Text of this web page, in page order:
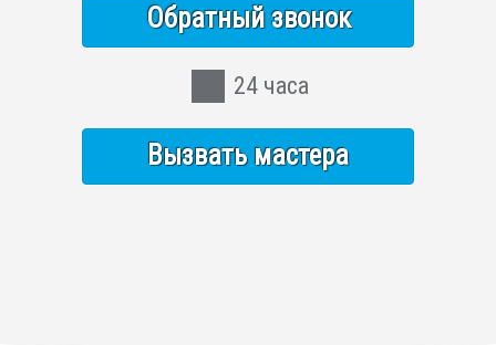
Обратный звонок
24 часа
Вызвать мастера